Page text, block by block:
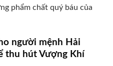
phẩm chất quý báu của
người mệnh Hải
thu hút Vượng Khí